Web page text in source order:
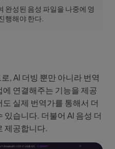
완성된 음성 파일을 나중에 영
행해야 한다.
, AI 더빙 뿐만 아니라 번역
연결해주는 기능을 제공
실제 번역가를 통해서 더
있습니다. 더불어 AI 음성 더
제공합니다.